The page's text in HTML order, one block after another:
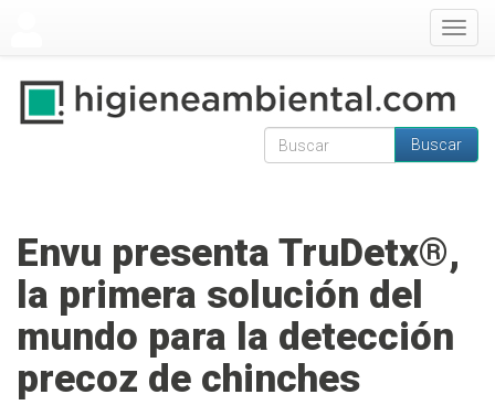
Formulario de
Buscar
Envu presenta TruDetx®,
la primera solución del
mundo para la detección
precoz de chinches